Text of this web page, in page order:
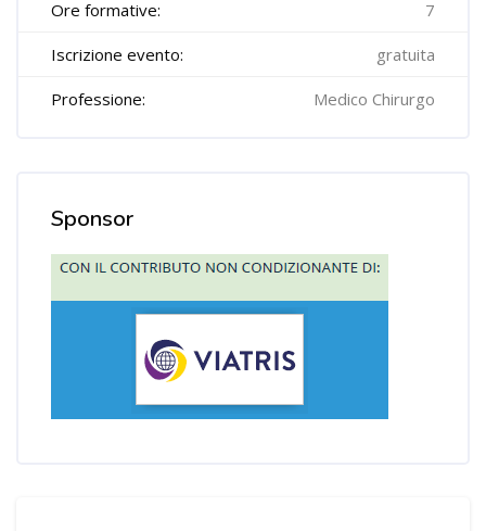
Ore formative: 7
Iscrizione evento: gratuita
Professione: Medico Chirurgo
Salta Sponsor
Sponsor